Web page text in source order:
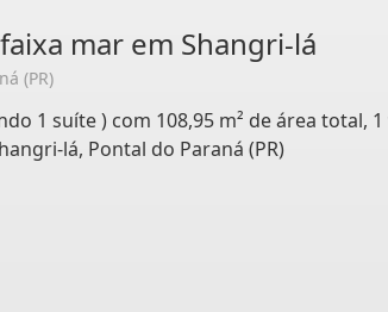
mar em Shangri-lá
(PR)
1 suíte ) com 108,95 m² de área total,
lá, Pontal do Paraná (PR)